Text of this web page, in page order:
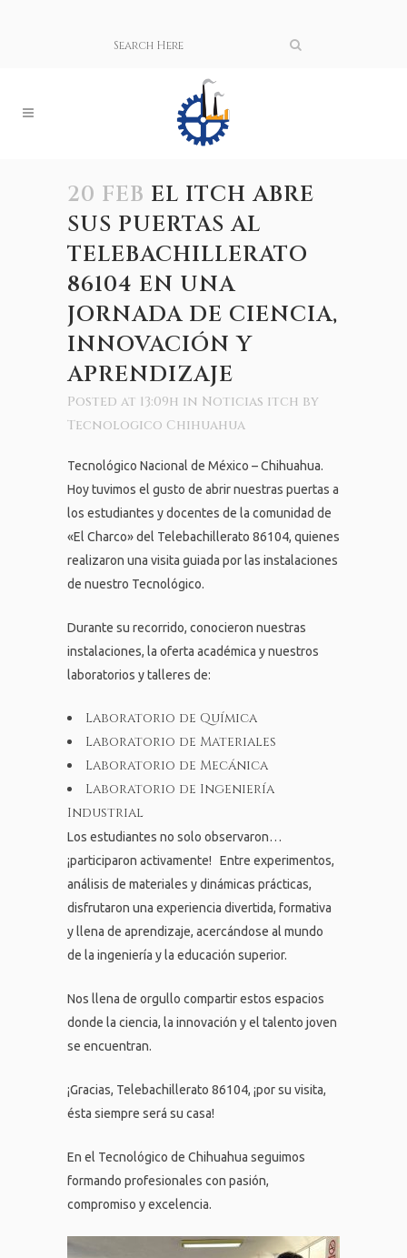
20 FEB EL ITCH ABRE
SUS PUERTAS AL
TELEBACHILLERATO
86104 EN UNA
JORNADA DE CIENCIA,
INNOVACIÓN Y
APRENDIZAJE
Posted at 13:09h in Noticias itch by
Tecnologico Chihuahua
Tecnológico Nacional de México – Chihuahua.
Hoy tuvimos el gusto de abrir nuestras puertas a
los estudiantes y docentes de la comunidad de
«El Charco» del Telebachillerato 86104, quienes
realizaron una visita guiada por las instalaciones
de nuestro Tecnológico.
Durante su recorrido, conocieron nuestras
instalaciones, la oferta académica y nuestros
laboratorios y talleres de:
Laboratorio de Química
Laboratorio de Materiales
Laboratorio de Mecánica
Laboratorio de Ingeniería
Industrial
Los estudiantes no solo observaron…
¡participaron activamente! Entre experimentos,
análisis de materiales y dinámicas prácticas,
disfrutaron una experiencia divertida, formativa
y llena de aprendizaje, acercándose al mundo
de la ingeniería y la educación superior.
Nos llena de orgullo compartir estos espacios
donde la ciencia, la innovación y el talento joven
se encuentran.
¡Gracias, Telebachillerato 86104, ¡por su visita,
ésta siempre será su casa!
En el Tecnológico de Chihuahua seguimos
formando profesionales con pasión,
compromiso y excelencia.